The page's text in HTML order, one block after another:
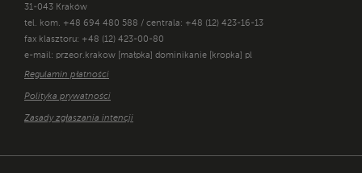
31-043 Kraków
tel. kom. +48 694 480 588 / centrala: +48 (12) 423-16-13
fax klasztoru: +48 (12) 423-00-80
e-mail: przeor.krakow [małpka] dominikanie [kropka] pl
Regulamin płatności
Polityka prywatności
Zasady zgłaszania intencji